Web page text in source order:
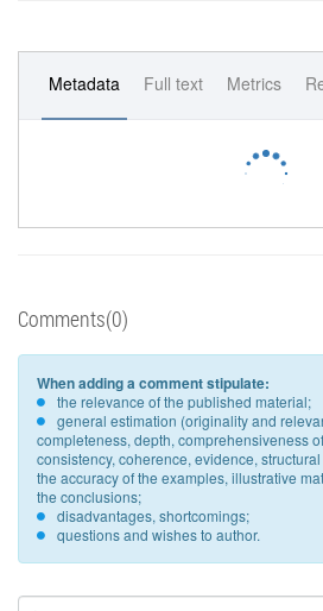
Metadata Full text Metrics
Comments(0)
When adding a comment stipulate:
the relevance of the published material;
general estimation (originality and
completeness, depth, comprehensiveness
consistency, coherence, evidence,
the accuracy of the examples, illustrative
the conclusions;
disadvantages, shortcomings;
questions and wishes to author.